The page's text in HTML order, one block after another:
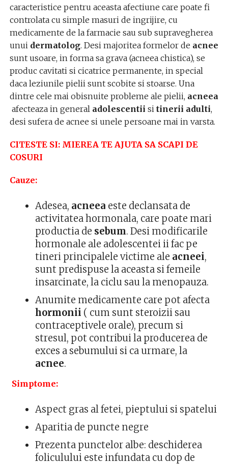
caracteristice pentru aceasta afectiune care poate fi
controlata cu simple masuri de ingrijire, cu
medicamente de la farmacie sau sub supravegherea
unui dermatolog. Desi majoritea formelor de acnee
sunt usoare, in forma sa grava (acneea chistica), se
produc cavitati si cicatrice permanente, in special
daca leziunile pielii sunt scobite si stoarse. Una
dintre cele mai obisnuite probleme ale pielii, acneea
afecteaza in general adolescentii si tinerii adulti,
desi sufera de acnee si unele persoane mai in varsta.
CITESTE SI: MIEREA TE AJUTA SA SCAPI DE
COSURI
Cauze:
Adesea, acneea este declansata de
activitatea hormonala, care poate mari
productia de sebum. Desi modificarile
hormonale ale adolescentei ii fac pe
tineri principalele victime ale acneei,
sunt predispuse la aceasta si femeile
insarcinate, la ciclu sau la menopauza.
Anumite medicamente care pot afecta
hormonii ( cum sunt steroizii sau
contraceptivele orale), precum si
stresul, pot contribui la producerea de
exces a sebumului si ca urmare, la
acnee.
Simptome:
Aspect gras al fetei, pieptului si spatelui
Aparitia de puncte negre
Prezenta punctelor albe: deschiderea
foliculului este infundata cu dop de